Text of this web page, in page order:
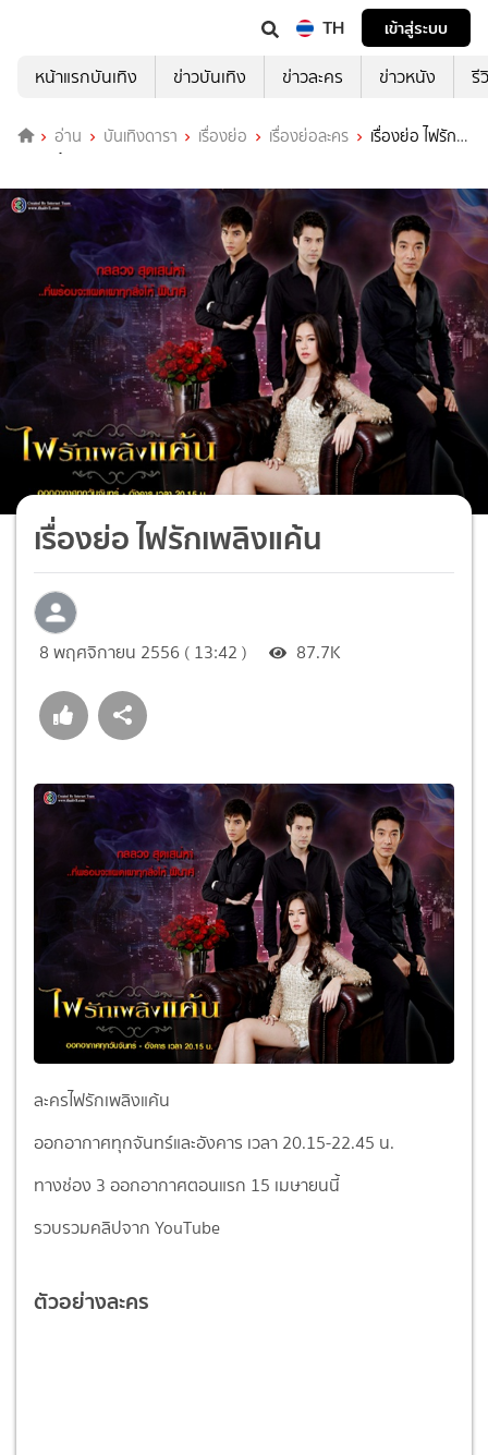
TH
เข้าสู่ระบบ
หน้าแรกบันเทิง
ข่าวบันเทิง ข่าวละคร ข่าวหนัง รี
อ่าน บันเทิงดารา เรื่องย่อ เรื่องย่อละคร
เรื่องย่อ ไฟรัก
เพลิงแค้น
เรื่องย่อ ไฟรักเพลิงแค้น
8 พฤศจิกายน 2556 ( 13:42 ) 87.7K
ละครไฟรักเพลิงแค้น
ออกอากาศทุกจันทร์และอังคาร เวลา 20.15-22.45 น.
ทางช่อง 3 ออกอากาศตอนแรก 15 เมษายนนี้
รวบรวมคลิปจาก YouTube
ตัวอย่างละคร